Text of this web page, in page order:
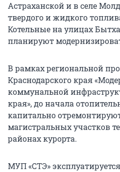
Астраханской и в селе
твердого и жидкого
Котельные на улицах
планируют
В рамках региональной
Краснодарского края
коммунальной
края», до начала
капитально
магистральных участков
районах курорта.
МУП «СТЭ»